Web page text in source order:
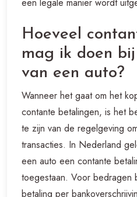
een legale manier wordt
Hoeveel
mag ik doen
van een auto?
Wanneer het gaat om het
contante betalingen, is het
te zijn van de regelgeving
transacties. In Nederland
een auto een contante
toegestaan. Voor
betaling per